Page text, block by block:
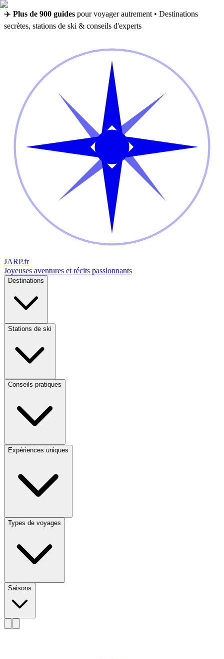
✈️ Plus de 900 guides pour voyager autrement • Destinations
secrètes, stations de ski & conseils d'experts
JARP.fr
Joyeuses aventures et récits passionnants
Destinations
Stations de ski
Conseils pratiques
Expériences uniques
Types de voyages
Saisons